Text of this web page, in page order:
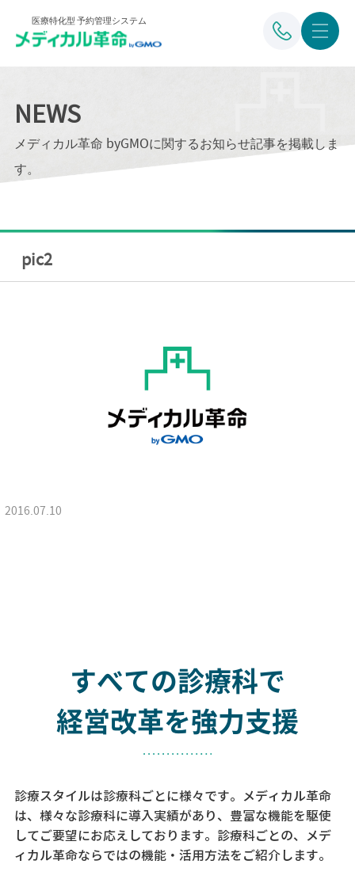
医療特化型 予約管理システム
NEWS
メディカル革命 byGMOに関するお知らせ記事を掲載しま
す。
pic2
2016.07.10
すべての診療科で
経営改革を強力支援
診療スタイルは診療科ごとに様々です。メディカル革命
は、様々な診療科に導入実績があり、 豊富な機能を駆使
してご要望にお応えしております。 診療科ごとの、メデ
ィカル革命ならではの機能・活用方法をご紹介します。